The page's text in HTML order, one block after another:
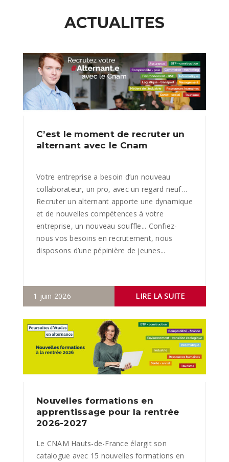
ACTUALITES
C’est le moment de recruter un
alternant avec le Cnam
Votre entreprise a besoin d’un nouveau
collaborateur, un pro, avec un regard neuf…
Recruter un alternant apporte une dynamique
et de nouvelles compétences à votre
entreprise, un nouveau souffle... Confiez-
nous vos besoins en recrutement, nous
disposons d’une pépinière de jeunes...
1 juin 2026 LIRE LA SUITE
Nouvelles formations en
apprentissage pour la rentrée
2026-2027
Le CNAM Hauts-de-France élargit son
catalogue avec 15 nouvelles formations en